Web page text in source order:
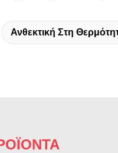
Ανθεκτική Στη